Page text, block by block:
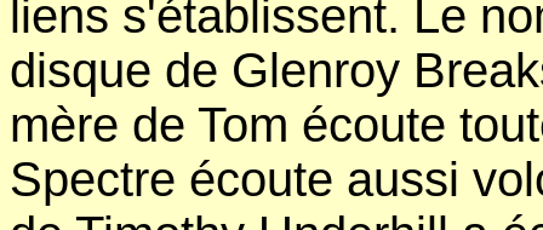
liens s'établissent. Le
disque de Glenroy
mère de Tom écoute
Spectre écoute aussi